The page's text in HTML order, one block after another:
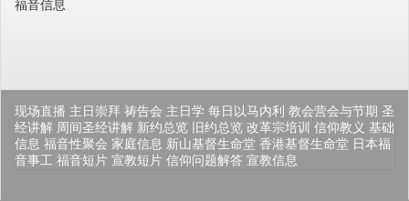
福音信息
现场直播 主日崇拜 祷告会 主日学 每日以马内利 教会营会与节期 圣
经讲解 周间圣经讲解 新约总览 旧约总览 改革宗培训 信仰教义 基础
信息 福音性聚会 家庭信息 新山基督生命堂 香港基督生命堂 日本福
音事工 福音短片 宣教短片 信仰问题解答 宣教信息